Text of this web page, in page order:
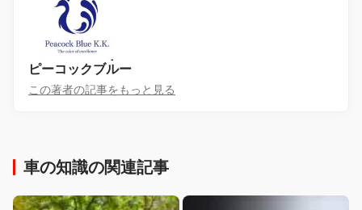
ピーコックブルー
この著者の記事をもっと見る
車の知識の関連記事